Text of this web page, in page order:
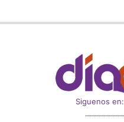
Siguenos en: